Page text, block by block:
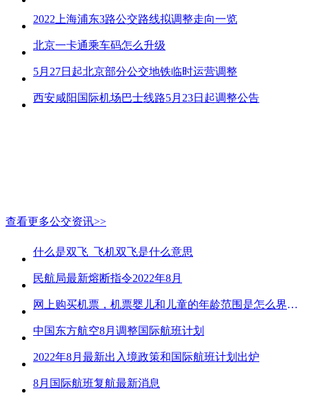
2022上海浦东3路公交路线拟调整走向一览
北京一卡通乘车码怎么升级
5月27日起北京部分公交地铁临时运营调整
西安咸阳国际机场巴士线路5月23日起调整公告
查看更多公交资讯>>
什么是双飞_飞机双飞是什么意思
民航局最新熔断指令2022年8月
网上购买机票，机票婴儿和儿童的年龄范围是怎么界定的？
中国东方航空8月调整国际航班计划
2022年8月最新出入境政策和国际航班计划出炉
8月国际航班复航最新消息